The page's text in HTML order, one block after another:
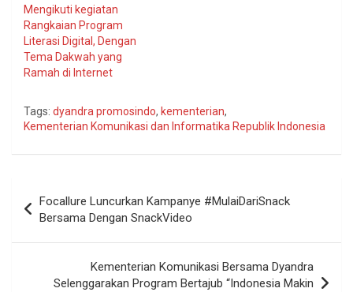
Mengikuti kegiatan
Rangkaian Program
Literasi Digital, Dengan
Tema Dakwah yang
Ramah di Internet
Tags: dyandra promosindo, kementerian,
Kementerian Komunikasi dan Informatika Republik Indonesia
pos
Focallure Luncurkan Kampanye #MulaiDariSnack
Bersama Dengan SnackVideo
Kementerian Komunikasi Bersama Dyandra
Selenggarakan Program Bertajub “Indonesia Makin